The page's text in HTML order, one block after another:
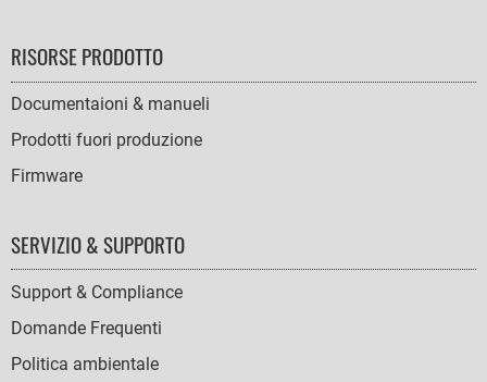
RISORSE PRODOTTO
Documentaioni & manueli
Prodotti fuori produzione
Firmware
SERVIZIO & SUPPORTO
Support & Compliance
Domande Frequenti
Politica ambientale